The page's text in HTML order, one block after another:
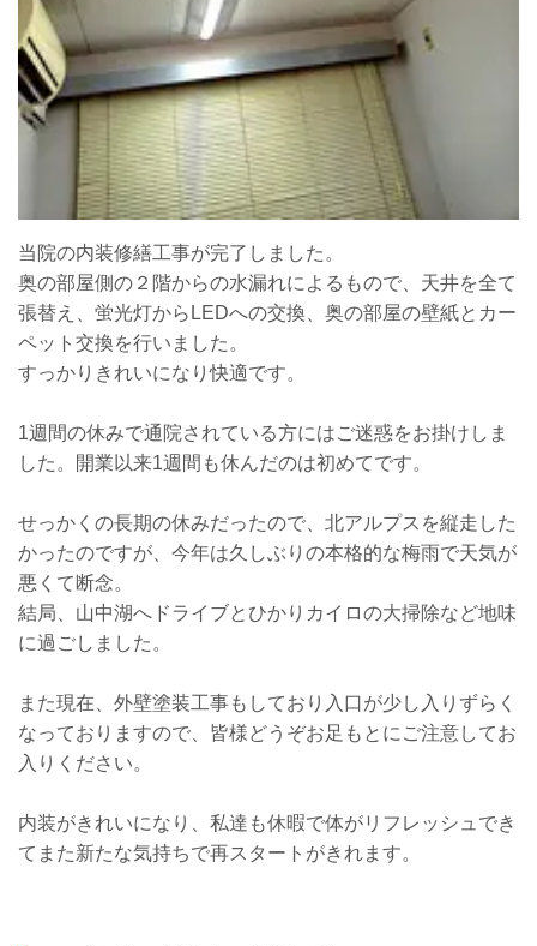
当院の内装修繕工事が完了しました。
奥の部屋側の２階からの水漏れによるもので、天井を全て
張替え、蛍光灯からLEDへの交換、奥の部屋の壁紙とカー
ペット交換を行いました。
すっかりきれいになり快適です。
1週間の休みで通院されている方にはご迷惑をお掛けしま
した。開業以来1週間も休んだのは初めてです。
せっかくの長期の休みだったので、北アルプスを縦走した
かったのですが、今年は久しぶりの本格的な梅雨で天気が
悪くて断念。
結局、山中湖へドライブとひかりカイロの大掃除など地味
に過ごしました。
また現在、外壁塗装工事もしており入口が少し入りずらく
なっておりますので、皆様どうぞお足もとにご注意してお
入りください。
内装がきれいになり、私達も休暇で体がリフレッシュでき
てまた新たな気持ちで再スタートがきれます。